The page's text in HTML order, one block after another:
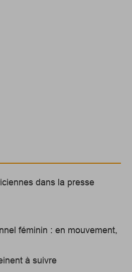
dans la presse
féminin : en mouvement,
à suivre